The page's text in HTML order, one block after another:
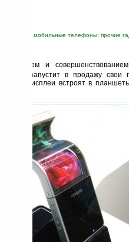
мобильные телефоны; прочие
и
году запустит в продажу свои
дисплеи встроят в